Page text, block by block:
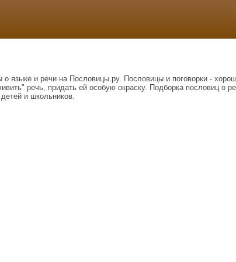
о языке и речи на Пословицы.ру. Пословицы и поговорки -
речь, придать ей особую окраску. Подборка пословиц о
и школьников.